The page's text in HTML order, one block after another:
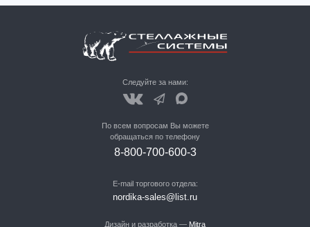
Следуйте за нами:
По всем вопросам Вы можете
обращаться по телефону
8-800-700-600-3
E-mail торгового отдела:
nordika-sales@list.ru
Дизайн и разработка — Mitra